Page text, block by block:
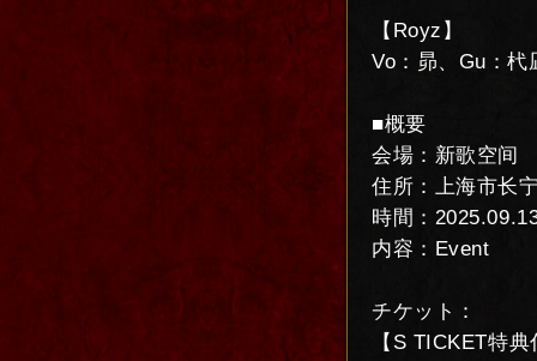
【Royz】
Vo：昴、Gu：
■概要
会場：新歌空间
住所：上海市长
時間：
内容：Event
チケット：
【S TICKET特